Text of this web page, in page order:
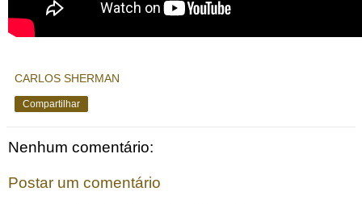
CARLOS SHERMAN
Compartilhar
Nenhum comentário:
Postar um comentário